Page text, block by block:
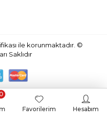
ile korunmaktadır. ©
Saklıdır
Favorilerim Hesabım